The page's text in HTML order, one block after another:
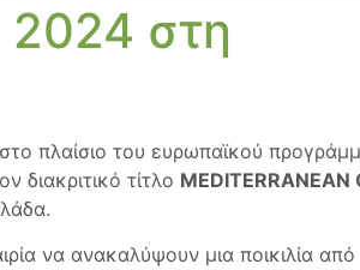
στη
πλαίσιο του ευρωπαϊκού
τίτλο MEDITERRANEAN
να ανακαλύψουν μια ποικιλία